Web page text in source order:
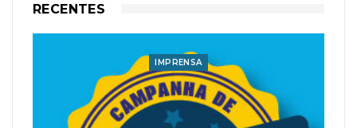
RECENTES
IMPRENSA